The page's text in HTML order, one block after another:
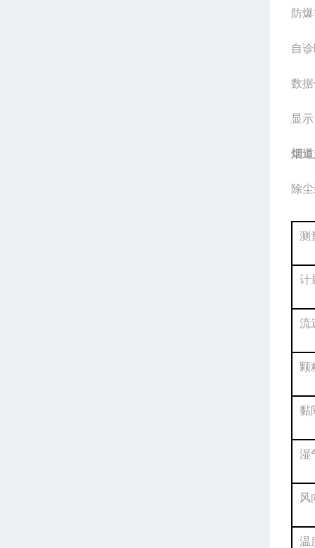
防
自
数
显
烟
除
测
计
流
颗
黏
湿
风
温